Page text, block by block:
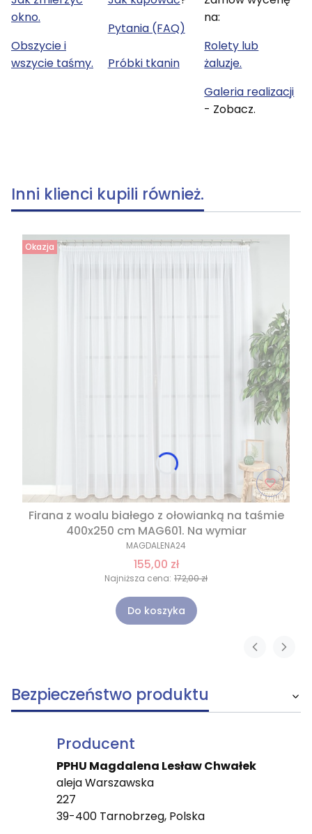
okno.
Obszycie i
wszycie taśmy.
Pytania (FAQ)
Próbki tkanin
na:
Rolety lub
żaluzje.
Galeria realizacji
- Zobacz.
Inni klienci kupili również.
Okazja
Firana z woalu białego z ołowianką na taśmie
400x250 cm MAG601. Na wymiar
MAGDALENA24
155,00 zł
Najniższa cena: 172,00 zł
Do koszyka
Bezpieczeństwo produktu
Producent
PPHU Magdalena Lesław Chwałek
aleja Warszawska
227
39-400 Tarnobrzeg, Polska